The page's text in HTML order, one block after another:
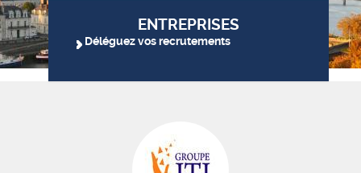
ENTREPRISES
Déléguez vos recrutements